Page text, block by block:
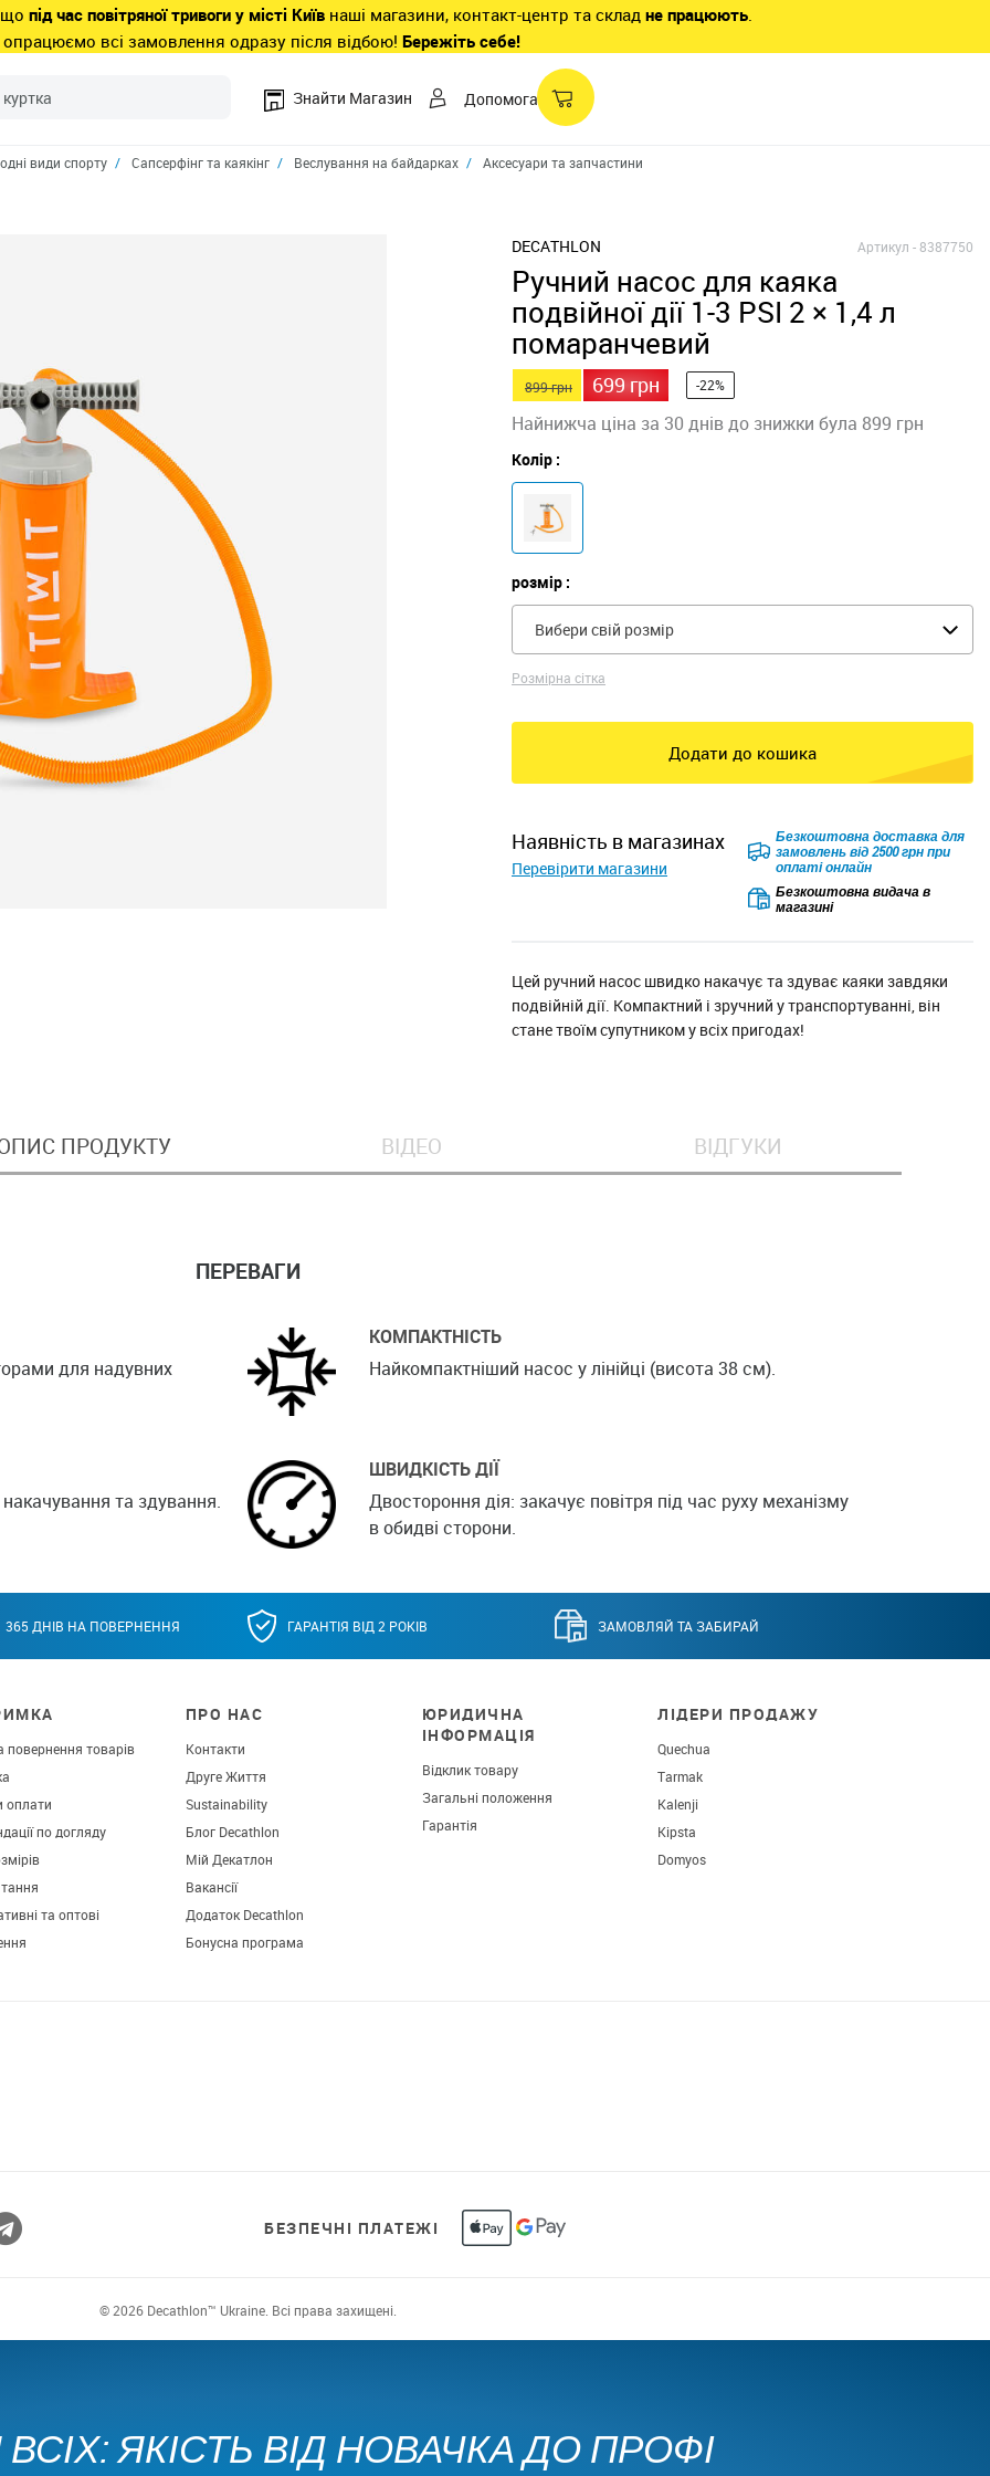
що під час повітряної тривоги у місті Київ наші магазини, контакт-центр та склад не працюють.
всі замовлення одразу після відбою! Бережіть себе!
Знайти Магазин Допомога
види спорту Сапсерфінг та каякiнг Веслування на байдарках Аксесуари та запчастини
DECATHLON Артикул -8387750
Ручний насос для каяка
подвійної дії 1-3 PSI 2 × 1,4 л
помаранчевий
899 грн 699 грн -22%
Найнижча ціна за 30 днів до знижки була 899 грн
Колір :
розмір :
Вибери свій розмір
Розмірна сітка
Додати до кошика
наявність в магазинах
Перевірити магазини
Безкоштовна доставка для
замовлень від 2500 грн при
оплаті онлайн
Безкоштовна видача в
магазині
Цей ручний насос швидко накачує та здуває каяки завдяки
подвійній дії. Компактний і зручний у транспортуванні, він
стане твоїм супутником у всіх пригодах!
ПРОДУКТУ ВІДЕО ВІДГУКИ
ПЕРЕВАГИ
для надувних
КОМПАКТНІСТЬ
Найкомпактніший насос у лінійці (висота 38 см).
та здування.
ШВИДКІСТЬ ДІЇ
Двостороння дія: закачує повітря під час руху механізму
в обидві сторони.
365 ДНІВ НА ПОВЕРНЕННЯ ГАРАНТІЯ ВІД 2 РОКІВ ЗАМОВЛЯЙ ТА ЗАБИРАЙ
повернення товарів
оплати
по догляду
та оптові
ПРО НАС
Контакти
Друге Життя
Sustainability
Блог Decathlon
Мій Декатлон
Вакансії
Додаток Decathlon
Бонусна програма
ЮРИДИЧНА
ІНФОРМАЦІЯ
Відклик товару
Загальні положення
Гарантія
ЛІДЕРИ ПРОДАЖУ
Quechua
Tarmak
Kalenji
Kipsta
Domyos
БЕЗПЕЧНІ ПЛАТЕЖІ
© 2026 Decathlon™ Ukraine. Всі права захищені.
ЯКІСТЬ ВІД НОВАЧКА ДО ПРОФІ